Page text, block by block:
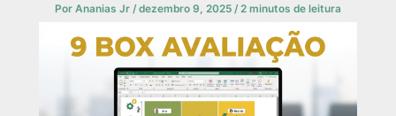
Por Ananias Jr /dezembro 9, 2025 /2 minutos de leitura